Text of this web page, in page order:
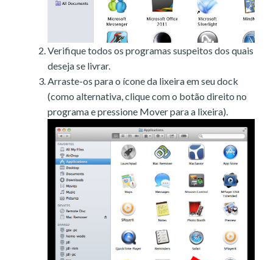
Verifique todos os programas suspeitos dos quais
deseja se livrar.
Arraste-os para o ícone da lixeira em seu dock
(como alternativa, clique com o botão direito no
programa e pressione Mover para a lixeira).